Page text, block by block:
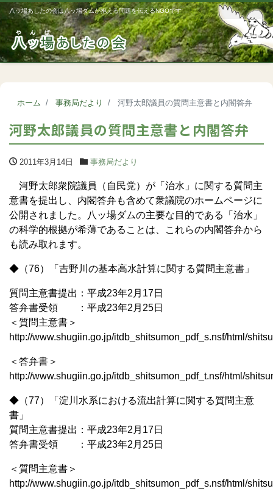
八ッ場あしたの会は八ッ場ダムが抱える問題を伝えるNGOです
ホーム 事務局だより 河野太郎議員の質問主意書と内閣答弁
河野太郎議員の質問主意書と内閣答弁
2011年3月14日 事務局だより
河野太郎衆院議員（自民党）が「治水」に関する質問主
意書を提出し、内閣答弁も含めて衆議院のホームページに
公開されました。八ッ場ダムの主要な目的である「治水」
の科学的根拠が希薄であることは、これらの内閣答弁から
も読み取れます。
◆（76）「吉野川の基本高水計算に関する質問主意書」
質問主意書提出：平成23年2月17日
答弁書受領 ：平成23年2月25日
＜質問主意書＞
http://www.shugiin.go.jp/itdb_shitsumon_pdf_s.nsf/html/
＜答弁書＞
http://www.shugiin.go.jp/itdb_shitsumon_pdf_t.nsf/html/
◆（77）「淀川水系における流出計算に関する質問主意
書」
質問主意書提出：平成23年2月17日
答弁書受領 ：平成23年2月25日
＜質問主意書＞
http://www.shugiin.go.jp/itdb_shitsumon_pdf_s.nsf/html/